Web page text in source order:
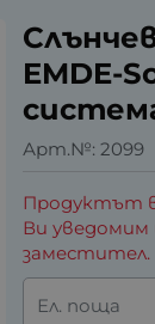
EMDE-
Арт.№: 2099
Продуктът
Ви уведомим
заместител.
Ел. поща